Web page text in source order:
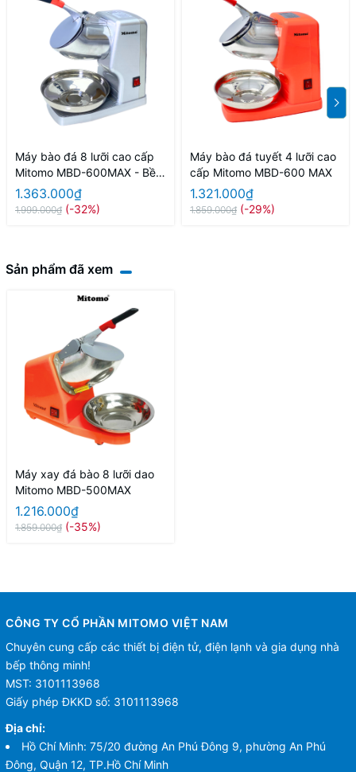
Máy bào đá 8 lưỡi cao cấp
Mitomo MBD-600MAX - Bền
bỉ, hiệu quả
1.363.000₫
1.999.000₫ (-32%)
Máy bào đá tuyết 4 lưỡi cao
cấp Mitomo MBD-600 MAX
1.321.000₫
1.859.000₫ (-29%)
Sản phẩm đã xem
Máy xay đá bào 8 lưỡi dao
Mitomo MBD-500MAX
1.216.000₫
1.859.000₫ (-35%)
CÔNG TY CỔ PHẦN MITOMO VIỆT NAM
Chuyên cung cấp các thiết bị điện tử, điện lạnh và gia dụng nhà
bếp thông minh!
MST: 3101113968
Giấy phép ĐKKD số: 3101113968
Địa chỉ:
Hồ Chí Minh: 75/20 đường An Phú Đông 9, phường An Phú
Đông, Quận 12, TP.Hồ Chí Minh